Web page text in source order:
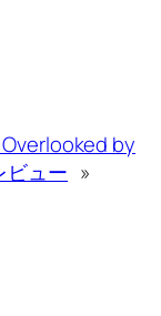
by
ビュー »